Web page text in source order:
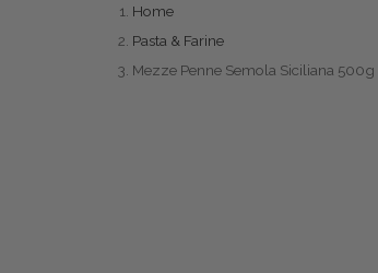
Home
Pasta & Farine
Mezze Penne Semola Siciliana 500g